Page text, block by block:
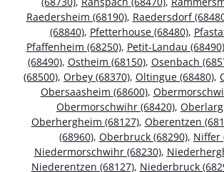
Raedersheim (68190), Raedersdorf
(68840), Pfetterhouse (68480),
Pfaffenheim (68250), Petit-Landau (68490)
(68490), Ostheim (68150), Osenbach
(68500), Orbey (68370), Oltingue (68480),
Obersaasheim (68600),
Obermorschwihr (68420),
Oberhergheim (68127), Oberentzen
(68960), Oberbruck (68290), Niffer
Niedermorschwihr (68230),
Niederentzen (68127), Niederbruck